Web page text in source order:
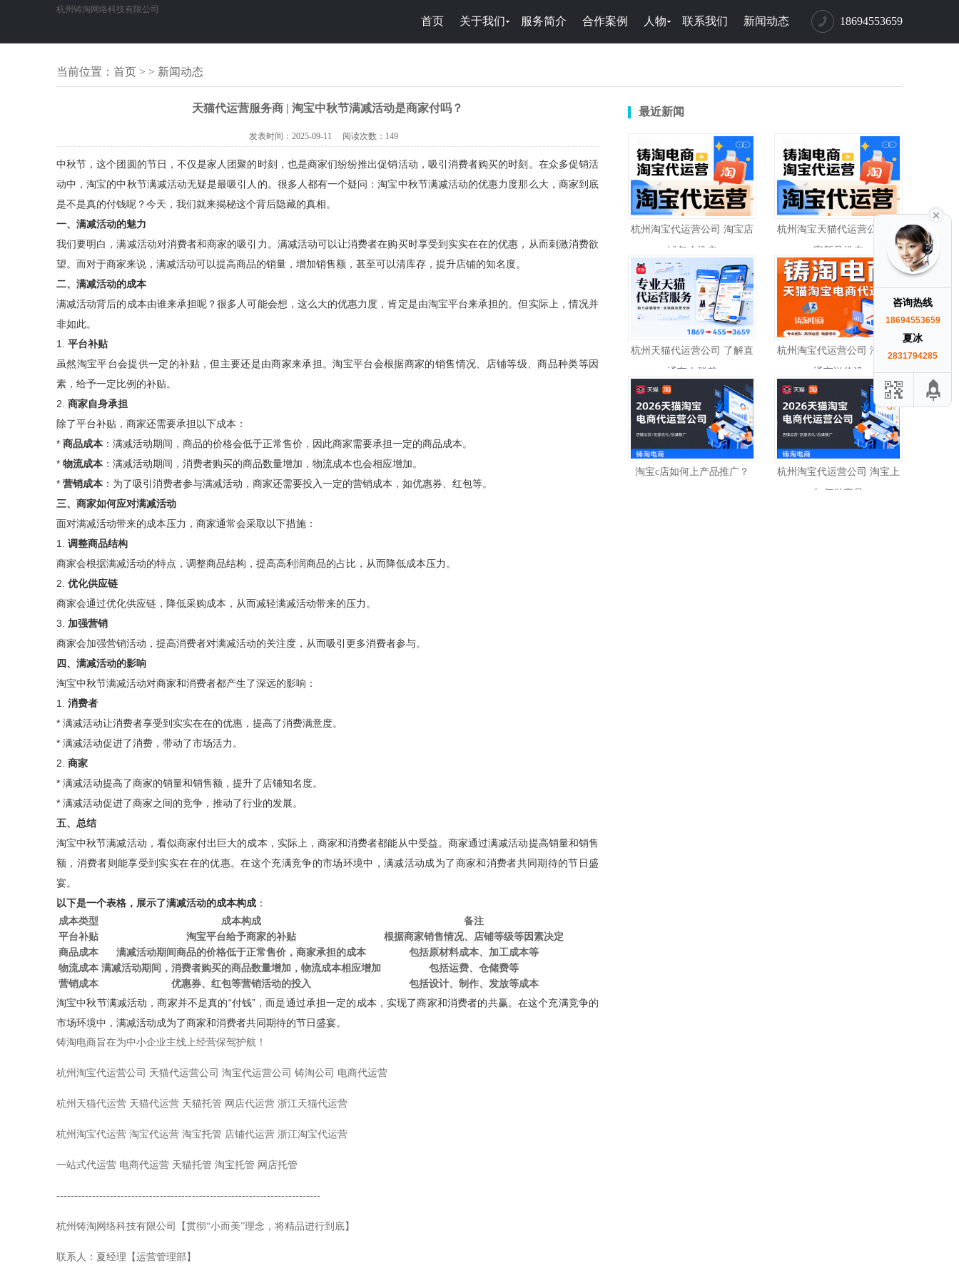
杭州铸淘网络科技有限公司
18694553659
首页 关于我们 服务简介 合作案例 人物 联系我们 新闻动态
当前位置： 首页 > > 新闻动态
天猫代运营服务商 | 淘宝中秋节满减活动是商家付吗？
发表时间： 2025-09-11 阅读次数： 149
中秋节，这个团圆的节日，不仅是家人团聚的时刻，也是商家们纷纷推出促销活动，吸引消费者购买的时刻。在众多促销活
动中，淘宝的中秋节满减活动无疑是最吸引人的。很多人都有一个疑问：淘宝中秋节满减活动的优惠力度那么大，商家到底
是不是真的付钱呢？今天，我们就来揭秘这个背后隐藏的真相。
一、满减活动的魅力
我们要明白，满减活动对消费者和商家的吸引力。满减活动可以让消费者在购买时享受到实实在在的优惠，从而刺激消费欲
望。而对于商家来说，满减活动可以提高商品的销量，增加销售额，甚至可以清库存，提升店铺的知名度。
二、满减活动的成本
满减活动背后的成本由谁来承担呢？很多人可能会想，这么大的优惠力度，肯定是由淘宝平台来承担的。但实际上，情况并
非如此。
1. 平台补贴
虽然淘宝平台会提供一定的补贴，但主要还是由商家来承担。淘宝平台会根据商家的销售情况、店铺等级、商品种类等因
素，给予一定比例的补贴。
2. 商家自身承担
除了平台补贴，商家还需要承担以下成本：
* 商品成本 ：满减活动期间，商品的价格会低于正常售价，因此商家需要承担一定的商品成本。
* 物流成本 ：满减活动期间，消费者购买的商品数量增加，物流成本也会相应增加。
* 营销成本 ：为了吸引消费者参与满减活动，商家还需要投入一定的营销成本，如优惠券、红包等。
三、商家如何应对满减活动
面对满减活动带来的成本压力，商家通常会采取以下措施：
1. 调整商品结构
商家会根据满减活动的特点，调整商品结构，提高高利润商品的占比，从而降低成本压力。
2. 优化供应链
商家会通过优化供应链，降低采购成本，从而减轻满减活动带来的压力。
3. 加强营销
商家会加强营销活动，提高消费者对满减活动的关注度，从而吸引更多消费者参与。
四、满减活动的影响
淘宝中秋节满减活动对商家和消费者都产生了深远的影响：
1. 消费者
* 满减活动让消费者享受到实实在在的优惠，提高了消费满意度。
* 满减活动促进了消费，带动了市场活力。
2. 商家
* 满减活动提高了商家的销量和销售额，提升了店铺知名度。
* 满减活动促进了商家之间的竞争，推动了行业的发展。
五、总结
淘宝中秋节满减活动，看似商家付出巨大的成本，实际上，商家和消费者都能从中受益。商家通过满减活动提高销量和销售
额，消费者则能享受到实实在在的优惠。在这个充满竞争的市场环境中，满减活动成为了商家和消费者共同期待的节日盛
宴。
以下是一个表格，展示了满减活动的成本构成 ：
成本类型 成本构成
备注
平台补贴
淘宝平台给予商家的补贴
根据商家销售情况、店铺等级等因素决定
商品成本
满减活动期间商品的价格低于正常售价，商家承担的成本
包括原材料成本、加工成本等
物流成本 满减活动期间，消费者购买的商品数量增加，物流成本相应增加
包括运费、仓储费等
营销成本
优惠券、红包等营销活动的投入 包括设计、制作、发放等成本
淘宝中秋节满减活动，商家并不是真的“付钱”，而是通过承担一定的成本，实现了商家和消费者的共赢。在这个充满竞争的
市场环境中，满减活动成为了商家和消费者共同期待的节日盛宴。
铸淘电商旨在为中小企业主线上经营保驾护航！
杭州淘宝代运营公司 天猫代运营公司 淘宝代运营公司 铸淘公司 电商代运营
杭州天猫代运营 天猫代运营 天猫托管 网店代运营 浙江天猫代运营
杭州淘宝代运营 淘宝代运营 淘宝托管 店铺代运营 浙江淘宝代运营
一站式代运营 电商代运营 天猫托管 淘宝托管 网店托管
--------------------------------------------------------------------------
杭州铸淘网络科技有限公司【贯彻“小而美”理念，将精品进行到底】
联系人：夏经理【运营管理部】
最近新闻
杭州淘宝代运营公司 淘宝店
铺怎么推广
杭州淘宝天猫代运营公司 淘
宝新品推广
杭州天猫代运营公司 了解直
通车人群裁
杭州淘宝代运营公司 淘宝直
通车溢价设
淘宝c店如何上产品推广？
杭州淘宝代运营公司 淘宝上
如何做商品
咨询热线
18694553659
夏冰
2831794285